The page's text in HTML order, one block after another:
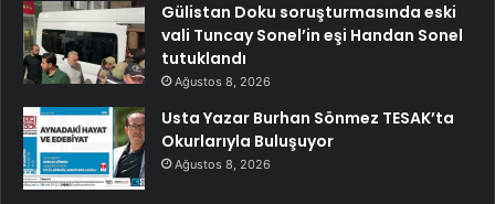
Gülistan Doku soruşturmasında eski
vali Tuncay Sonel’in eşi Handan Sonel
tutuklandı
Ağustos 8, 2026
Usta Yazar Burhan Sönmez TESAK’ta
Okurlarıyla Buluşuyor
Ağustos 8, 2026